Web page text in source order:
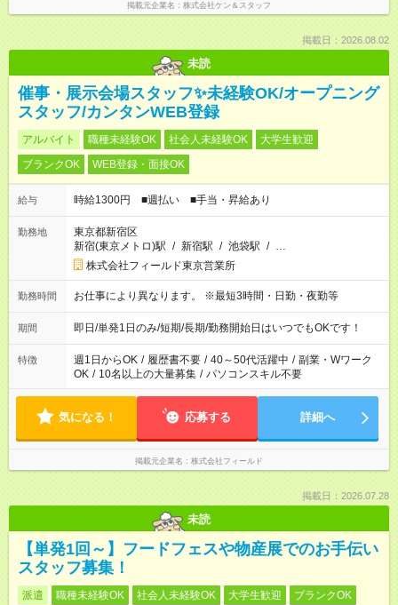
掲載元企業名 株式会社ケン＆スタッフ
掲載日：2026.08.02
未読
催事・展示会場スタッフ✨未経験OK/オープニング
スタッフ/カンタンWEB登録
アルバイト 職種未経験OK 社会人未経験OK
大学生歓迎
ブランクOK
WEB登録・面接OK
給与 時給1300円 ■週払い ■手当・昇給あり
勤務地
東京都新宿区
新宿(東京メトロ)駅 / 新宿駅 / 池袋駅 / …
株式会社フィールド東京営業所
勤務時間 お仕事により異なります。 ※最短3時間・日勤・夜勤等
期間 即日/単発1日のみ/短期/長期/勤務開始日はいつでもOKです！
特徴 週1日からOK / 履歴書不要 / 40～50代活躍中 / 副業・Wワーク
OK / 10名以上の大量募集 / パソコンスキル不要
気になる！ 応募する 詳細へ
掲載元企業名 株式会社フィールド
掲載日：2026.07.28
未読
【単発1回～】フードフェスや物産展でのお手伝い
スタッフ募集！
派遣 職種未経験OK 社会人未経験OK 大学生歓迎
ブランクOK